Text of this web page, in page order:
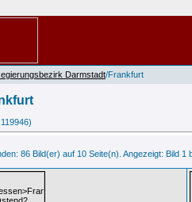
Darmstadt/Frankfurt
86 Bild(er) auf 10 Seite(n). Angezeigt: Bild 1